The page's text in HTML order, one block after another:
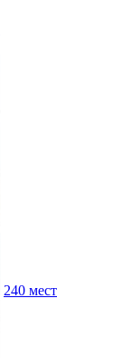
240 мест